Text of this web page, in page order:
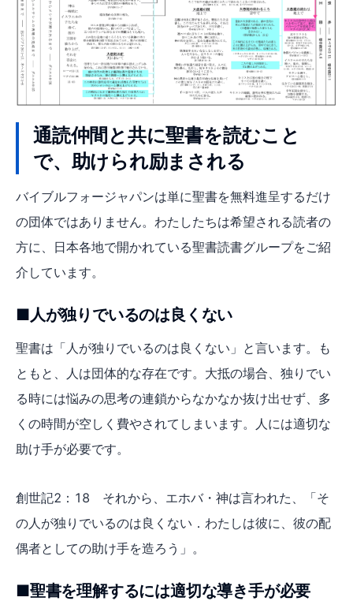
通読仲間と共に聖書を読むこと
で、助けられ励まされる
バイブルフォージャパンは単に聖書を無料進呈するだけ
の団体ではありません。わたしたちは希望される読者の
方に、日本各地で開かれている聖書読書グループをご紹
介しています。
■人が独りでいるのは良くない
聖書は「人が独りでいるのは良くない」と言います。も
ともと、人は団体的な存在です。大抵の場合、独りでい
る時には悩みの思考の連鎖からなかなか抜け出せず、多
くの時間が空しく費やされてしまいます。人には適切な
助け手が必要です。
創世記2：18 それから、エホバ・神は言われた、「そ
の人が独りでいるのは良くない．わたしは彼に、彼の配
偶者としての助け手を造ろう」。
■聖書を理解するには適切な導き手が必要